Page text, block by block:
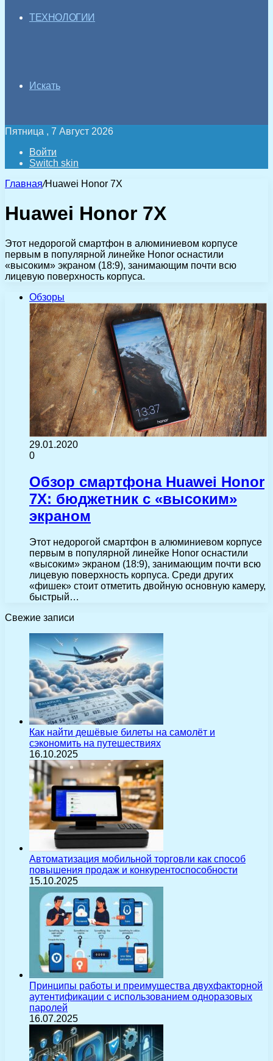
ТЕХНОЛОГИИ
Искать
Пятница , 7 Август 2026
Войти
Switch skin
Главная/Huawei Honor 7X
Huawei Honor 7X
Этот недорогой смартфон в алюминиевом корпусе
первым в популярной линейке Honor оснастили
«высоким» экраном (18:9), занимающим почти всю
лицевую поверхность корпуса.
Обзоры
29.01.2020
0
Обзор смартфона Huawei Honor
7X: бюджетник с «высоким»
экраном
Этот недорогой смартфон в алюминиевом корпусе
первым в популярной линейке Honor оснастили
«высоким» экраном (18:9), занимающим почти всю
лицевую поверхность корпуса. Среди других
«фишек» стоит отметить двойную основную камеру,
быстрый…
Свежие записи
Как найти дешёвые билеты на самолёт и
сэкономить на путешествиях
16.10.2025
Автоматизация мобильной торговли как способ
повышения продаж и конкурентоспособности
15.10.2025
Принципы работы и преимущества двухфакторной
аутентификации с использованием одноразовых
паролей
16.07.2025